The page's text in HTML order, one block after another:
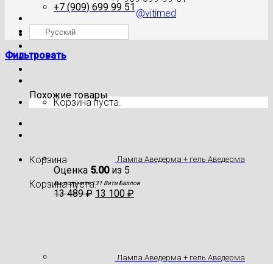
@vitimed
Где моя посылка?
Корзина пуста.
Корзина
Корзина пуста.
+7 (909) 699 99 51
Русский
Фильтровать
Похожие товары
Лампа Аведерма + гель Аведерма
Оценка 5.00из 5
Вы получите 131 Вити Баллов
13 489₽ 13 100 ₽
Лампа Аведерма + гель Аведерма